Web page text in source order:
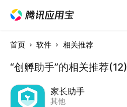
首页 软件 相关推荐
“创孵助手”的相关推荐(12)
家长助手
其他